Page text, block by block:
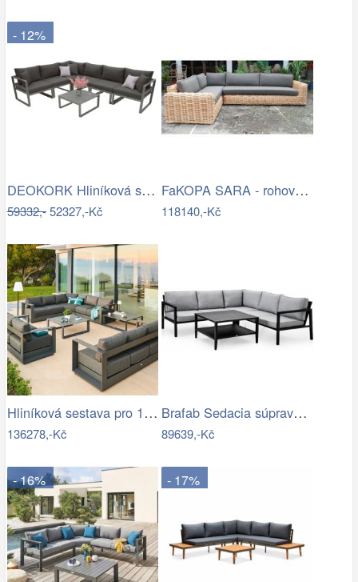
- 12%
DEOKORK Hliníková sestava pro 6 osob…
59332,-52327,-Kč
FaKOPA SARA - rohová sedačka ze…
118140,-Kč
Hliníková sestava pro 10 osob MADRID …
136278,-Kč
Brafab Sedacia súprava BELFORT čierna -…
89639,-Kč
- 16% - 17%